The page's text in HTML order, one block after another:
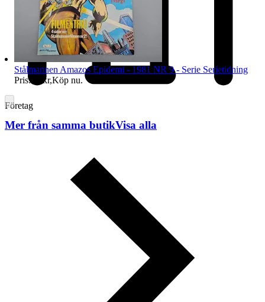
Företag
Stålmannen Amazos Epidemi - 1981 NR 9 - Serie Serietidning
Pris: 39 kr,Köp nu.
Mer från samma butikVisa alla